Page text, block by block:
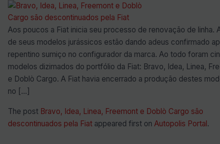
Aos poucos a Fiat inicia seu processo de renovação de linha.
de seus modelos jurássicos estão dando adeus confirmado
repentino sumiço no configurador da marca. Ao todo foram
modelos dizimados do portfólio da Fiat: Bravo, Idea, Linea,
e Doblò Cargo. A Fiat havia encerrado a produção destes
no […]
The post Bravo, Idea, Linea, Freemont e Doblò Cargo são
descontinuados pela Fiat appeared first on Autopolis Portal.